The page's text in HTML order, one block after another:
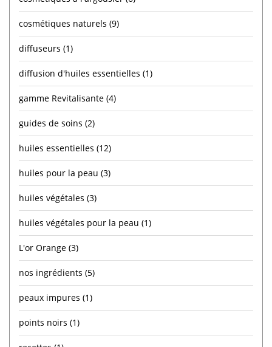
cosmétiques naturels (9)
diffuseurs (1)
diffusion d'huiles essentielles (1)
gamme Revitalisante (4)
guides de soins (2)
huiles essentielles (12)
huiles pour la peau (3)
huiles végétales (3)
huiles végétales pour la peau (1)
L'or Orange (3)
nos ingrédients (5)
peaux impures (1)
points noirs (1)